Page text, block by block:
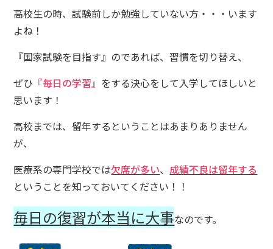
高校生の時、試験前しか勉強していない方・・・います
よね！
『国家試験を目指す』のであれば、習慣を切り替え、
ぜひ 『毎日の学習』 をする決心をして入学してほしいと
思います！
高校までは、留年するということはあまりありません
が、
医療系の専門学校では欠席が多い、 成績不良は留年する
ということを知っておいてください！！
毎日の復習が本当に大事なのです。